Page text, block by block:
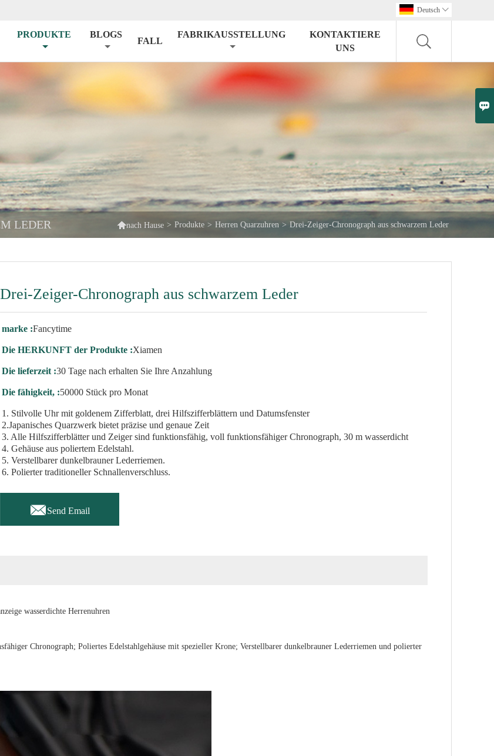

Deutsch 
PRODUKTE BLOGS
FALL
FABRIKAUSSTELLUNG
KONTAKTIERE
UNS
LEDER nach Hause > Produkte > Herren Quarzuhren > Drei-Zeiger-Chronograph aus schwarzem Leder
Drei-Zeiger-Chronograph aus schwarzem Leder
marke :Fancytime
Die HERKUNFT der Produkte :Xiamen
Die lieferzeit :30 Tage nach erhalten Sie Ihre Anzahlung
Die fähigkeit, :50000 Stück pro Monat
1. Stilvolle Uhr mit goldenem Zifferblatt, drei Hilfszifferblättern und Datumsfenster
2.Japanisches Quarzwerk bietet präzise und genaue Zeit
3. Alle Hilfszifferblätter und Zeiger sind funktionsfähig, voll funktionsfähiger Chronograph, 30 m wasserdicht
4. Gehäuse aus poliertem Edelstahl.
5. Verstellbarer dunkelbrauner Lederriemen.
6. Polierter traditioneller Schnallenverschluss.
Send Email
wasserdichte Herrenuhren
Chronograph; Poliertes Edelstahlgehäuse mit spezieller Krone; Verstellbarer dunkelbrauner Lederriemen und polierter